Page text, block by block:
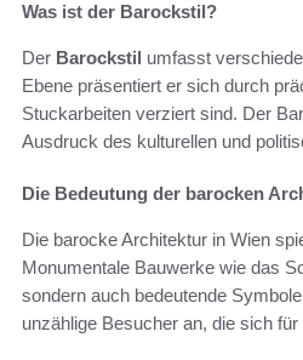
Was ist der Barockstil?
Der Barockstil umfasst
Ebene präsentiert er sich durch
Stuckarbeiten verziert sind. Der
Ausdruck des kulturellen und
Die Bedeutung der barocken
Die barocke Architektur in Wien
Monumentale Bauwerke wie das
sondern auch bedeutende
unzählige Besucher an, die sich